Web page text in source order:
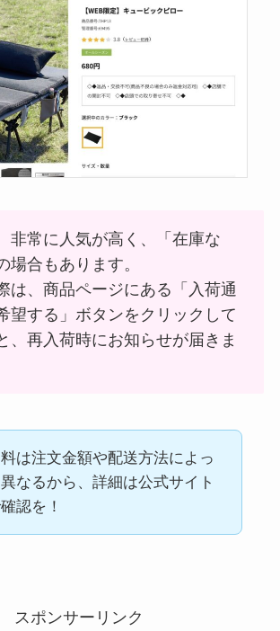
非常に人気が高く、「在庫な
場合もあります。
は、商品ページにある「入荷通
望する」ボタンをクリックして
、再入荷時にお知らせが届きま
は注文金額や配送方法によっ
なるから、詳細は公式サイト
認を！
スポンサーリンク